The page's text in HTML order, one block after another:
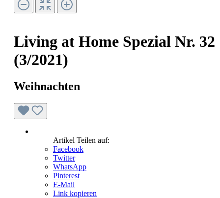
Living at Home Spezial Nr. 32
(3/2021)
Weihnachten
Artikel Teilen auf:
Facebook
Twitter
WhatsApp
Pinterest
E-Mail
Link kopieren